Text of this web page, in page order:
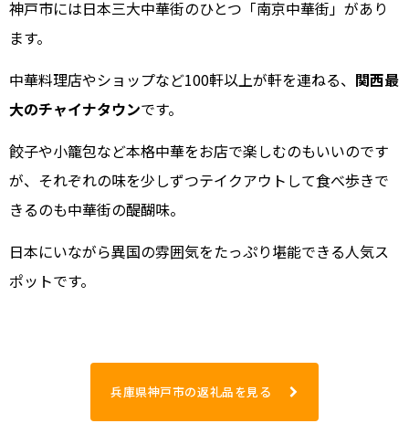
神戸市には日本三大中華街のひとつ「南京中華街」があり
ます。
中華料理店やショップなど100軒以上が軒を連ねる、 関西最
大のチャイナタウンです。
餃子や小籠包など本格中華をお店で楽しむのもいいのです
が、それぞれの味を少しずつテイクアウトして食べ歩きで
きるのも中華街の醍醐味。
日本にいながら異国の雰囲気をたっぷり堪能できる人気ス
ポットです。
兵庫県神戸市の返礼品を見る